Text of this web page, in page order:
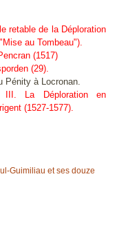
retable de la Déploration
au Tombeau").
(1517)
(29).
Pénity à Locronan.
III. La Déploration en
(1527-1577).
Guimiliau et ses douze